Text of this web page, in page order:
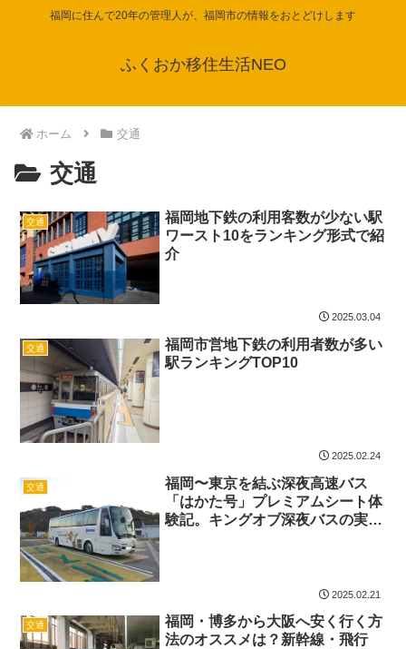
福岡に住んで20年の管理人が、福岡市の情報をおとどけします
ふくおか移住生活NEO
ホーム 交通
交通
交通
福岡地下鉄の利用客数が少ない駅
ワースト10をランキング形式で紹
介
2025.03.04
交通
福岡市営地下鉄の利用者数が多い
駅ランキングTOP10
2025.02.24
交通
福岡〜東京を結ぶ深夜高速バス
「はかた号」プレミアムシート体
験記。キングオブ深夜バスの実力
2025.02.21
交通
福岡・博多から大阪へ安く行く方
法のオススメは？新幹線・飛行